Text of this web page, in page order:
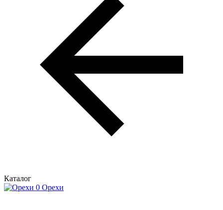
Каталог
Орехи